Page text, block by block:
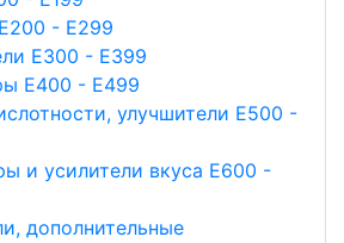
- Е299
Е300 - Е399
Е400 - Е499
улучшители Е500 -
и усилители вкуса Е600 -
дополнительные